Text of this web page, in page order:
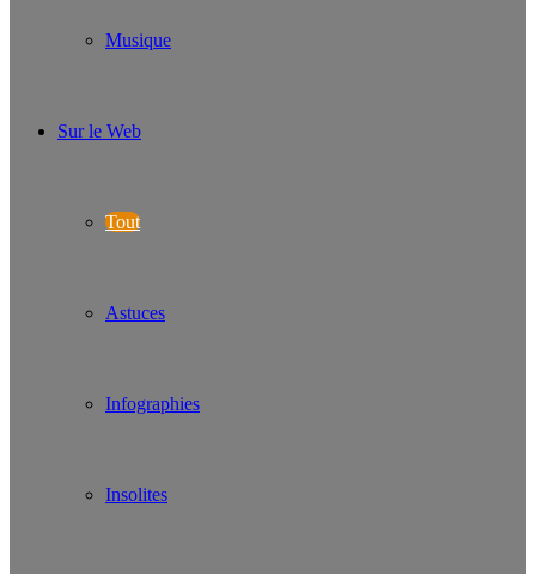
Musique
Sur le Web
Tout
Astuces
Infographies
Insolites